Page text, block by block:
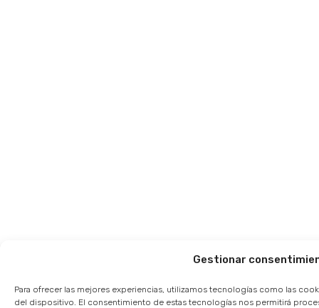
Gestionar
Para ofrecer las mejores experiencias, utilizamos tecnologías como las
del dispositivo. El consentimiento de estas tecnologías nos permitirá